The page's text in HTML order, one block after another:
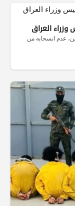
العراق
عدم انسحابه من